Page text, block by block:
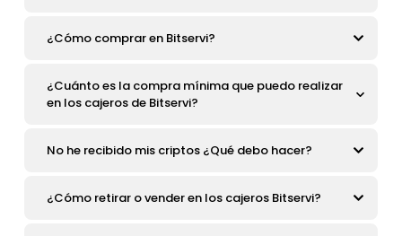
¿Cómo comprar en Bitservi?
¿Cuánto es la compra mínima que puedo realizar
en los cajeros de Bitservi?
No he recibido mis criptos ¿Qué debo hacer?
¿Cómo retirar o vender en los cajeros Bitservi?